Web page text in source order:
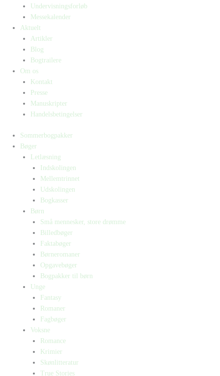
Undervisningsforløb
Messekalender
Aktuelt
Artikler
Blog
Bogtrailere
Om os
Kontakt
Presse
Manuskripter
Handelsbetingelser
Sommerbogpakker
Bøger
Letlæsning
Indskolingen
Mellemtrinnet
Udskolingen
Bogkasser
Børn
Små mennesker, store drømme
Billedbøger
Faktabøger
Børneromaner
Opgavebøger
Bogpakker til børn
Unge
Fantasy
Romaner
Fagbøger
Voksne
Romance
Krimier
Skønlitteratur
True Stories